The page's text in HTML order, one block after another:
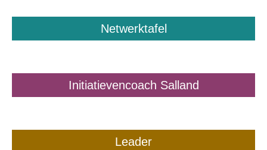
Netwerktafel
Initiatievencoach Salland
Leader